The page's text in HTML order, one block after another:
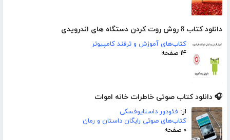
دانلود کتاب 8 روش روت کردن دستگاه های اندرویدی
کتاب‌های آموزش و ترفند کامپیوتر
۱۴ صفحه
🎧 دانلود کتاب صوتی خاطرات خانه اموات
از: فئودور داستایوفسکی
کتاب‌های صوتی رایگان داستان و رمان
۰ صفحه